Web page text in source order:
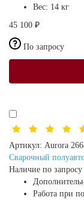
Вес: 14 кг
45 100 ₽
По запросу
Артикул: Aurora
Сварочный
Наличие по запросу
Работа при